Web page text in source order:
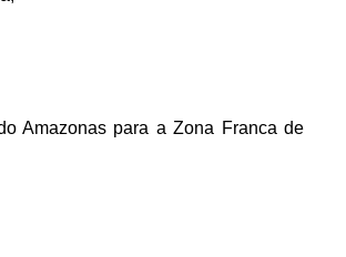
Amazonas para a Zona Franca de